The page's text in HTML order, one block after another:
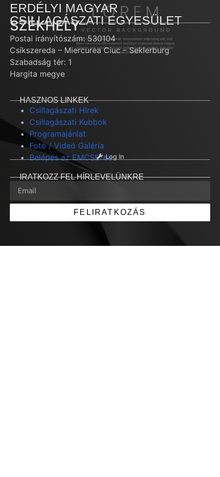
ERDÉLYI MAGYAR
CSILLAGÁSZATI EGYESÜLET
SZÉKHELY
Postai irányítószám: 530104
Csíkszereda – Miercurea Ciuc – Seklerburg
Szabadság tér: 1
Hargita megye
HASZNOS LINKEK
Csillagászati Hírek
Csillagászati Kubbok
Programajánlat
Fotó / Videó Galéria
Belépés az EMCSE-beLog In
IRATKOZZ FEL HÍRLEVELÜNKRE
FELIRATKOZÁS